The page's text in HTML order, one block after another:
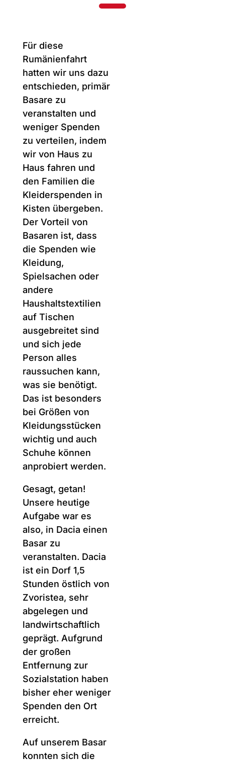
1
22. Juli 2025
Basar in Dacia
Für diese
Rumänienfahrt
hatten wir uns dazu
entschieden, primär
Basare zu
veranstalten und
weniger Spenden
zu verteilen, indem
wir von Haus zu
Haus fahren und
den Familien die
Kleiderspenden in
Kisten übergeben.
Der Vorteil von
Basaren ist, dass
die Spenden wie
Kleidung,
Spielsachen oder
andere
Haushaltstextilien
auf Tischen
ausgebreitet sind
und sich jede
Person alles
raussuchen kann,
was sie benötigt.
Das ist besonders
bei Größen von
Kleidungsstücken
wichtig und auch
Schuhe können
anprobiert werden.
Gesagt, getan!
Unsere heutige
Aufgabe war es
also, in Dacia einen
Basar zu
veranstalten. Dacia
ist ein Dorf 1,5
Stunden östlich von
Zvoristea, sehr
abgelegen und